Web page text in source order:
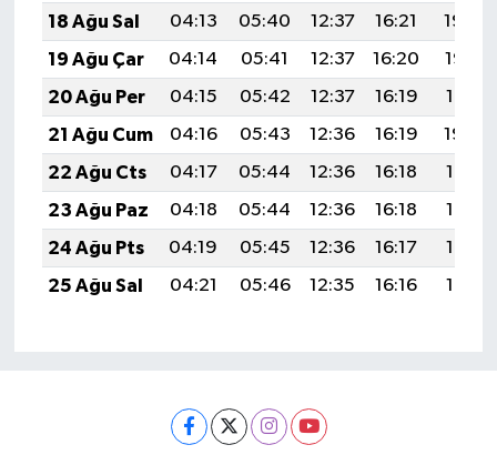
18 Ağu Sal
04:13 05:40 12:37 16:21
19:24
19 Ağu Çar
04:14 05:41 12:37 16:20
19:22
20 Ağu Per
04:15 05:42 12:37 16:19
19:21
21 Ağu Cum
04:16 05:43 12:36 16:19
19:20
22 Ağu Cts
04:17 05:44 12:36 16:18
19:19
23 Ağu Paz
04:18 05:44 12:36 16:18
19:17
24 Ağu Pts
04:19 05:45 12:36 16:17
19:16
25 Ağu Sal
04:21 05:46 12:35 16:16 19:14